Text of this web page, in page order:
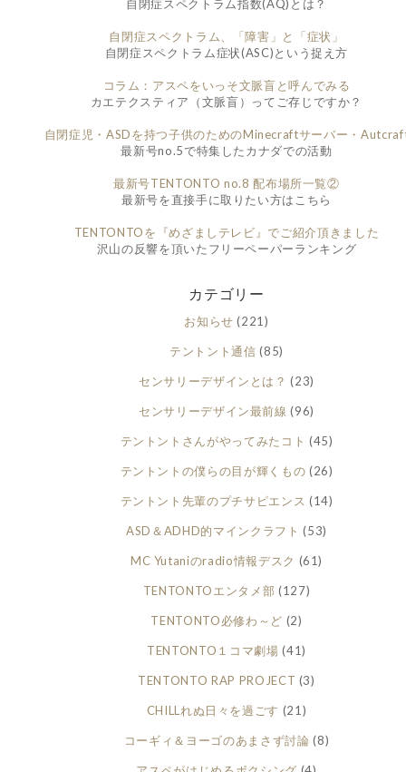
自閉症スペクトラム指数(AQ)とは？
自閉症スペクトラム、「障害」と「症状」
自閉症スペクトラム症状(ASC)という捉え方
コラム：アスペをいっそ文脈盲と呼んでみる
カエテクスティア（文脈盲）ってご存じですか？
自閉症児・ASDを持つ子供のためのMinecraftサーバー・
最新号no.5で特集したカナダでの活動
最新号TENTONTO no.8 配布場所一覧②
最新号を直接手に取りたい方はこちら
TENTONTOを『めざましテレビ』でご紹介頂きました
沢山の反響を頂いたフリーペーパーランキング
カテゴリー
お知らせ (221)
テントント通信 (85)
センサリーデザインとは？ (23)
センサリーデザイン最前線 (96)
テントントさんがやってみたコト (45)
テントントの僕らの目が輝くもの (26)
テントント先輩のプチサピエンス (14)
ASD＆ADHD的マインクラフト (53)
MC Yutaniのradio情報デスク (61)
TENTONTOエンタメ部 (127)
TENTONTO必修わ～ど (2)
TENTONTO１コマ劇場 (41)
TENTONTO RAP PROJECT (3)
CHILLれぬ日々を過ごす (21)
コーギィ＆ヨーゴのあまさず討論 (8)